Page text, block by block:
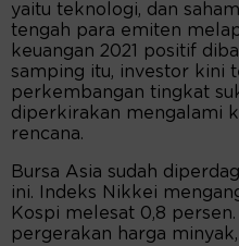
yaitu teknologi, dan
tengah para emiten
keuangan 2021 positif
samping itu, investor kini
perkembangan tingkat
diperkirakan mengalami
rencana.
Bursa Asia sudah
ini. Indeks Nikkei
Kospi melesat 0,8
pergerakan harga